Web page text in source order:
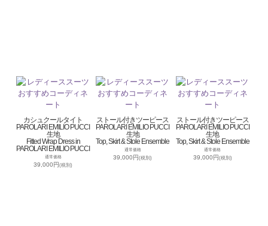
カシュクールタイト
PAROLARI EMILIO PUCCI
生地
Fitted Wrap Dress in
PAROLARI EMILIO PUCCI
通常価格
39,000円(税別)
ストール付きツーピース
PAROLARI EMILIO PUCCI
生地
Top, Skirt & Stole Ensemble
通常価格
39,000円(税別)
ストール付きツーピース
PAROLARI EMILIO PUCCI
生地
Top, Skirt & Stole Ensemble
通常価格
39,000円(税別)